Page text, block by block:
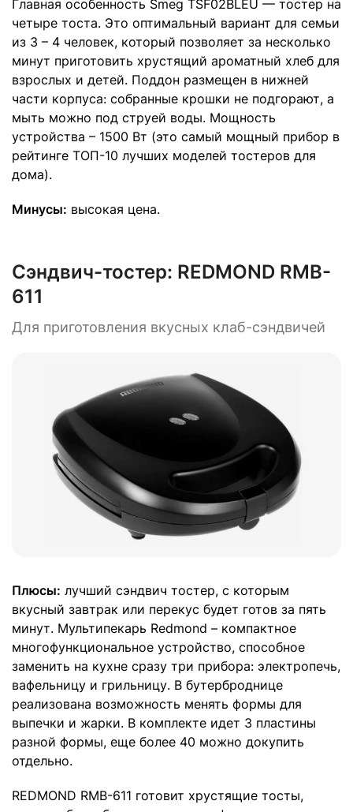
Главная особенность Smeg TSF02BLEU — тостер на
четыре тоста. Это оптимальный вариант для семьи
из 3 – 4 человек, который позволяет за несколько
минут приготовить хрустящий ароматный хлеб для
взрослых и детей. Поддон размещен в нижней
части корпуса: собранные крошки не подгорают, а
мыть можно под струей воды. Мощность
устройства – 1500 Вт (это самый мощный прибор в
рейтинге ТОП-10 лучших моделей тостеров для
дома).
Минусы: высокая цена.
Сэндвич-тостер: REDMOND RMB-
611
Для приготовления вкусных клаб-сэндвичей
Плюсы: лучший сэндвич тостер, с которым
вкусный завтрак или перекус будет готов за пять
минут. Мультипекарь Redmond – компактное
многофункциональное устройство, способное
заменить на кухне сразу три прибора: электропечь,
вафельницу и грильницу. В бутерброднице
реализована возможность менять формы для
выпечки и жарки. В комплекте идет 3 пластины
разной формы, еще более 40 можно докупить
отдельно.
REDMOND RMB-611 готовит хрустящие тосты,